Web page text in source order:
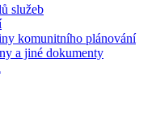
služeb
komunitního plánování
a jiné dokumenty